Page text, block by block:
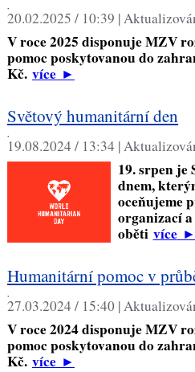
,
20.02.2025 / 10:39 |
V roce 2025 disponuje MZV
pomoc poskytovanou do
Kč. více►
Světový humanitární den
,
19.08.2024 / 13:34 |
19. srpen je
dnem,
oceňujeme
organizací
oběti více►
Humanitární pomoc v
,
27.03.2024 / 15:40 |
V roce 2024 disponuje MZV
pomoc poskytovanou do
Kč. více►